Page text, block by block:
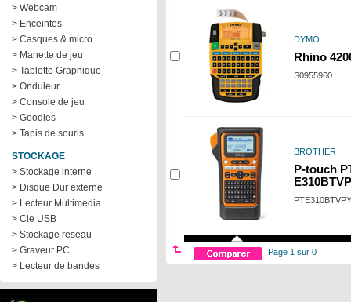
> Webcam
> Enceintes
> Casques & micro
> Manette de jeu
> Tablette Graphique
> Onduleur
> Console de jeu
> Goodies
> Tapis de souris
STOCKAGE
> Stockage interne
> Disque Dur externe
> Lecteur Multimedia
> Cle USB
> Stockage reseau
> Graveur PC
> Lecteur de bandes
DYMO
Rhino
S0955960
BROTHER
P-touch
E310BTVP
Page 1 sur 0